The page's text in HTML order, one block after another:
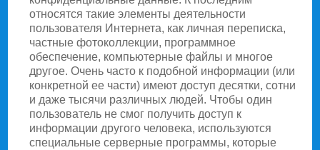
относятся такие элементы деятельности
пользователя Интернета, как личная переписка,
частные фотоколлекции, программное
обеспечение, компьютерные файлы и многое
другое. Очень часто к подобной информации (или
конкретной ее части) имеют доступ десятки, сотни
и даже тысячи различных людей. Чтобы один
пользователь не смог получить доступ к
информации другого человека, используются
специальные серверные программы, которые